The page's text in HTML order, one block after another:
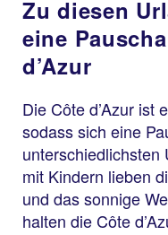
Zu diesen
eine
d’Azur
Die Côte d’Azur ist
sodass sich eine
unterschiedlichsten
mit Kindern lieben
und das sonnige
halten die Côte